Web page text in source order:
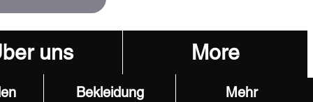
uns More
Bekleidung Mehr